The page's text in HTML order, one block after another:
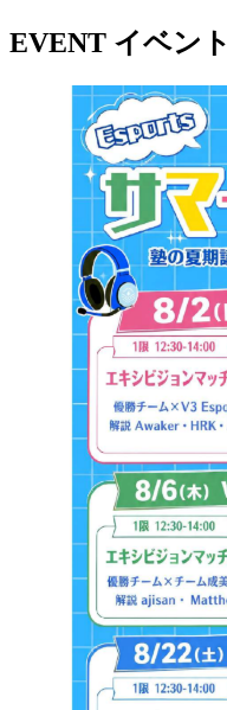
EVENT イベント